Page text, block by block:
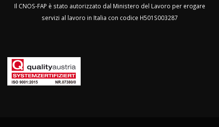
Il CNOS-FAP è stato autorizzato dal Ministero del Lavoro per erogare
servizi al lavoro in Italia con codice H501S003287